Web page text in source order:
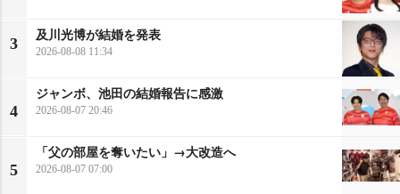
3
及川光博が結婚を発表
2026-08-08 11:34
4
ジャンボ、池田の結婚報告に感激
2026-08-07 20:46
5
「父の部屋を奪いたい」→大改造へ
2026-08-07 07:00